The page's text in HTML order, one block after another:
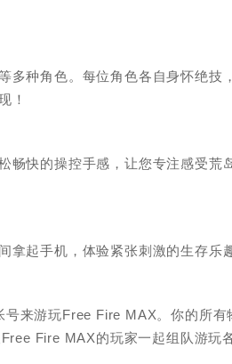
多种角色。每位角色各自身怀绝技
！
畅快的操控手感，让您专注感受荒
拿起手机，体验紧张刺激的生存乐
来游玩Free Fire MAX。你的所
Fire MAX的玩家一起组队游玩